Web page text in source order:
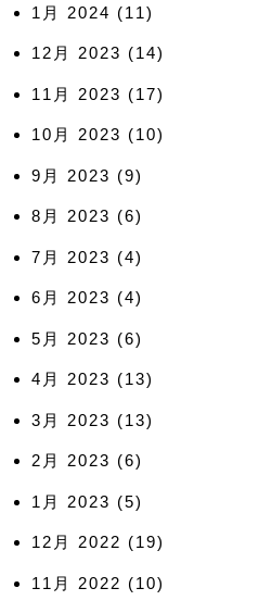
1月 2024 (11)
12月 2023 (14)
11月 2023 (17)
10月 2023 (10)
9月 2023 (9)
8月 2023 (6)
7月 2023 (4)
6月 2023 (4)
5月 2023 (6)
4月 2023 (13)
3月 2023 (13)
2月 2023 (6)
1月 2023 (5)
12月 2022 (19)
11月 2022 (10)